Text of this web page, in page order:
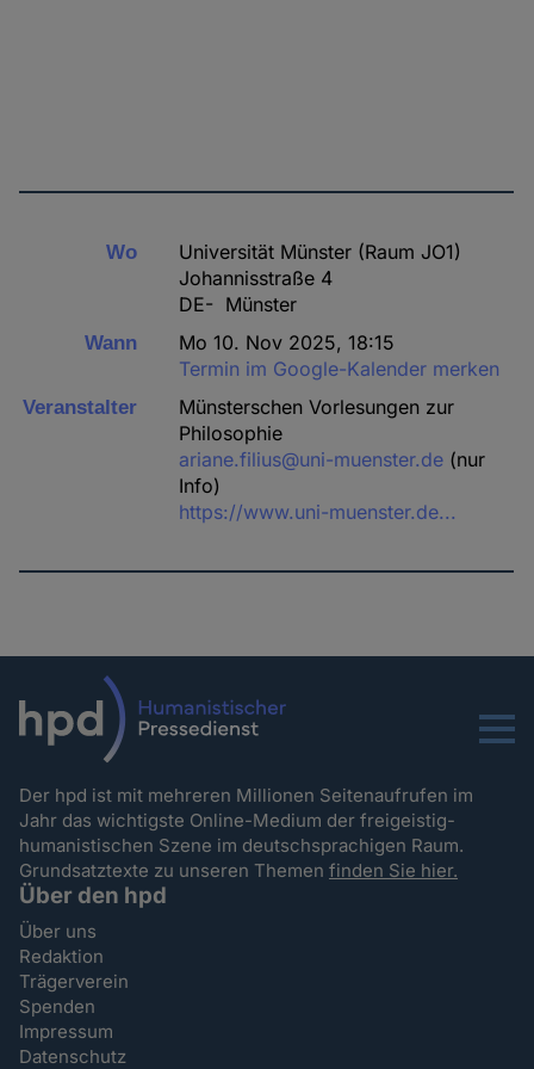
Wo
Universität Münster (Raum JO1)
Johannisstraße 4
DE- Münster
Wann
Mo 10. Nov 2025, 18:15
Termin im Google-Kalender merken
Veranstalter
Münsterschen Vorlesungen zur
Philosophie
ariane.filius@uni-muenster.de (nur
Info)
https://www.uni-muenster.de...
Menu
Der hpd ist mit mehreren Millionen Seitenaufrufen im
Jahr das wichtigste Online-Medium der freigeistig-
humanistischen Szene im deutschsprachigen Raum.
Grundsatztexte zu unseren Themenfinden Sie hier.
Über den hpd
Über uns
Redaktion
Trägerverein
Spenden
Impressum
Datenschutz